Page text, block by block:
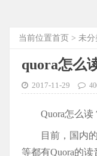
当前位置首页 > 未分
quora怎么
2017-11-29
Quora怎么读
目前，国内
等都有Quora的